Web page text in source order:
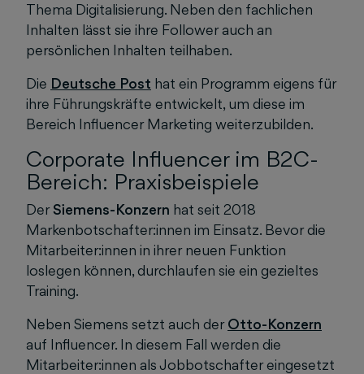
Thema Digitalisierung. Neben den fachlichen
Inhalten lässt sie ihre Follower auch an
persönlichen Inhalten teilhaben.
Die Deutsche Post hat ein Programm eigens für
ihre Führungskräfte entwickelt, um diese im
Bereich Influencer Marketing weiterzubilden.
Corporate Influencer im B2C-
Bereich: Praxisbeispiele
DerSiemens-Konzern hat seit 2018
Markenbotschafter:innen im Einsatz. Bevor die
Mitarbeiter:innen in ihrer neuen Funktion
loslegen können, durchlaufen sie ein gezieltes
Training.
Neben Siemens setzt auch derOtto-Konzern
auf Influencer. In diesem Fall werden die
Mitarbeiter:innen als Jobbotschafter eingesetzt